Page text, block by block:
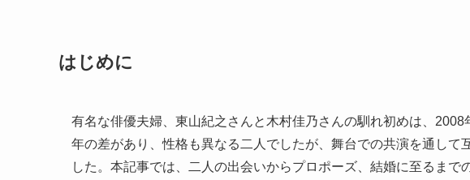
はじめに
有名な俳優夫婦、東山紀之さんと木村佳乃さんの馴れ初めは、
年の差があり、性格も異なる二人でしたが、舞台での共演を通して
した。本記事では、二人の出会いからプロポーズ、結婚に至るまで